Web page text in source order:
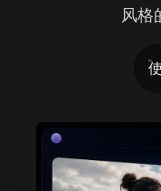
风格